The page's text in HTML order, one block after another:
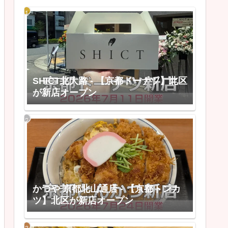
SHICT北大路 - 【京都ドーナツ】北区
が新店オープン
かつや 京都北山通店 - 【京都トンカ
ツ】北区が新店オープン